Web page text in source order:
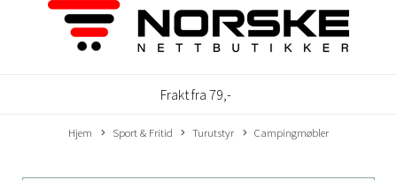
Frakt fra 79,-
Hjem Sport & Fritid Turutstyr Campingmøbler